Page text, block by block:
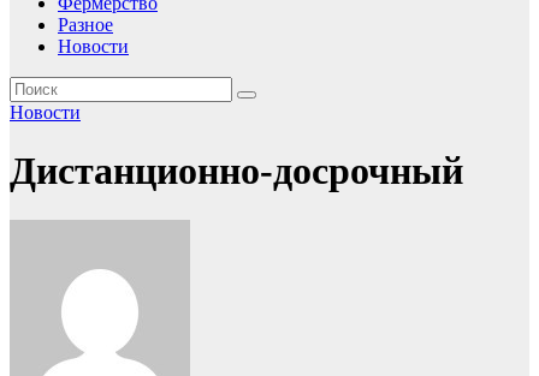
Разное
Новости
Новости
Дистанционно-досрочный